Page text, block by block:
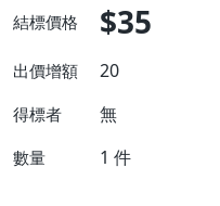
結標價格 $35
出價增額 20
得標者 無
數量 1 件